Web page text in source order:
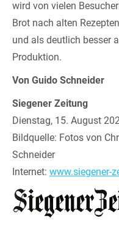
wird von vielen
Brot nach alten
und als deutlich besser
Produktion.
Von Guido Schneider
Siegener Zeitung
Dienstag, 15. August
Bildquelle: Fotos von
Schneider
Internet: www.siegener-